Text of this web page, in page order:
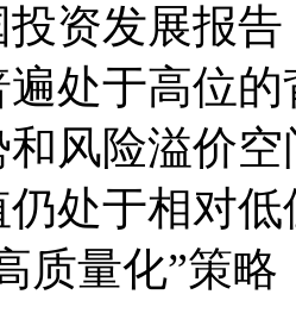
资发展报
遍处于高位
风险溢价
仍处于相对
质量化”策